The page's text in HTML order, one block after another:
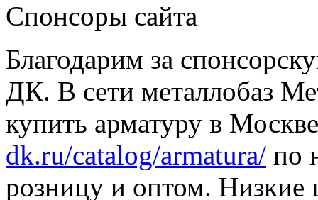
Спонсоры сайта
Благодарим за
ДК. В сети металлобаз
купить арматуру в
dk.ru/catalog/armatura/ по
розницу и оптом. Низкие